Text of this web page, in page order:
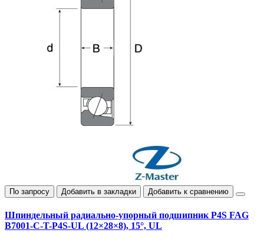
По запросу Добавить в закладки Добавить к сравнению
Шпиндельный радиально‑упорный подшипник P4S FAG
B7001-C-T-P4S-UL (12×28×8), 15°, UL